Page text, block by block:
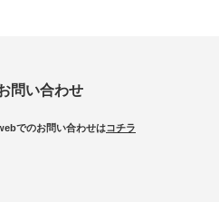
問い合わせ
でのお問い合わせはコチラ